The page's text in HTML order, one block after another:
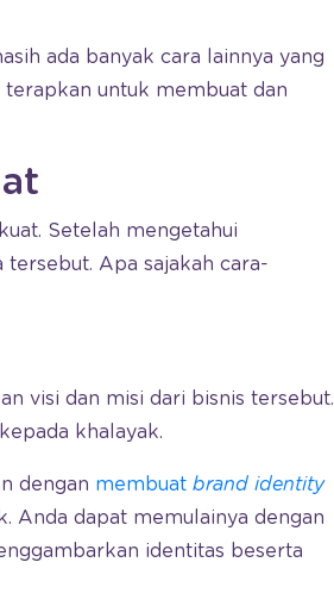
ada banyak cara lainnya yang
untuk membuat dan
Setelah mengetahui
Apa sajakah cara-
visi dan misi dari bisnis tersebut.
khalayak.
dengan membuat brand identity
Anda dapat memulainya dengan
identitas beserta